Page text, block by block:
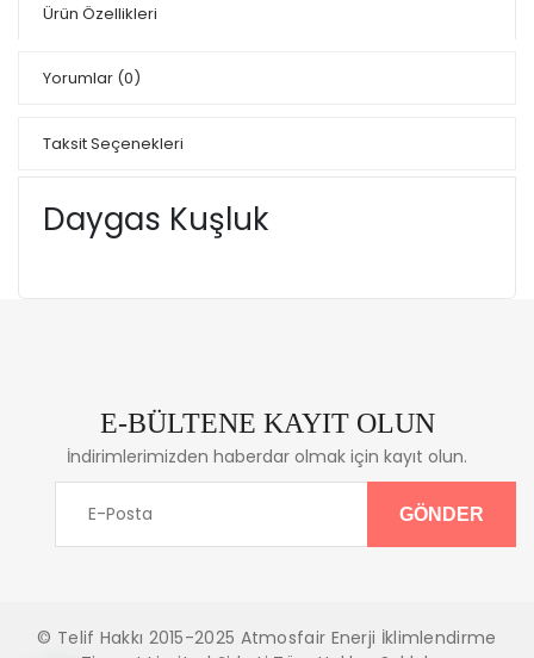
Ürün Özellikleri
Yorumlar (0)
Taksit Seçenekleri
Daygas Kuşluk
E-BÜLTENE KAYIT OLUN
İndirimlerimizden haberdar olmak için kayıt olun.
© Telif Hakkı 2015-2025 Atmosfair Enerji İklimlendirme